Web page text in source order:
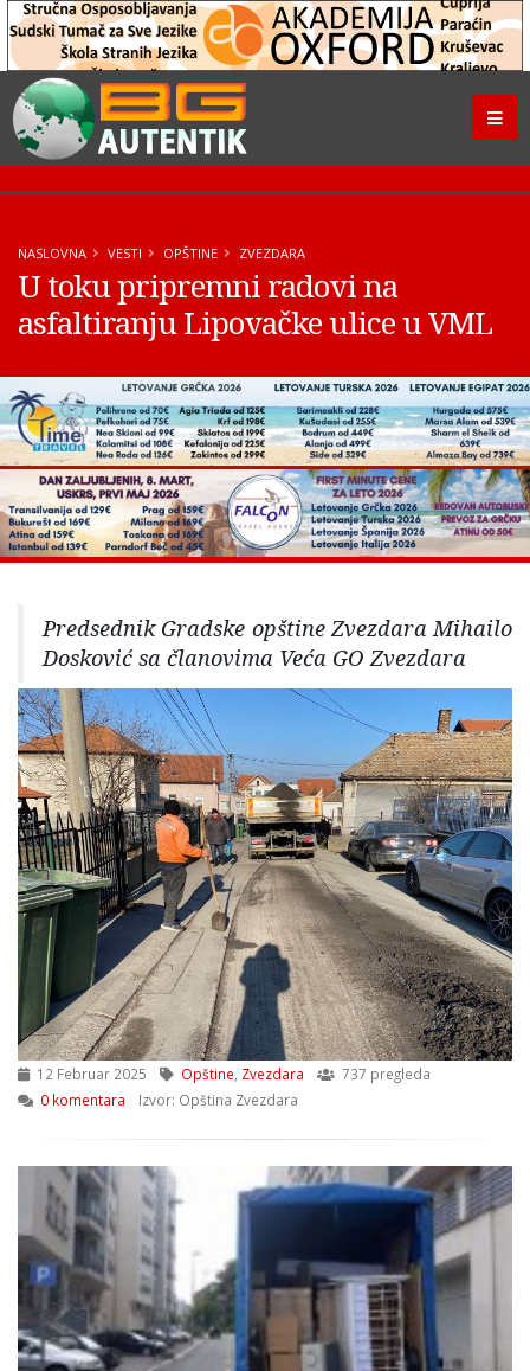
NASLOVNA VESTI OPŠTINE ZVEZDARA
U toku pripremni radovi na
asfaltiranju Lipovačke ulice u VML
Predsednik Gradske opštine Zvezdara Mihailo
Dosković sa članovima Veća GO Zvezdara
12 Februar 2025 Opštine Zvezdara
737 pregleda
0 komentara
Izvor: Opština Zvezdara